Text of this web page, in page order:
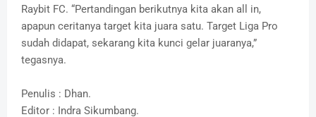
Raybit FC. “Pertandingan berikutnya kita akan all in,
apapun ceritanya target kita juara satu. Target Liga Pro
sudah didapat, sekarang kita kunci gelar juaranya,”
tegasnya.
Penulis : Dhan.
Editor : Indra Sikumbang.